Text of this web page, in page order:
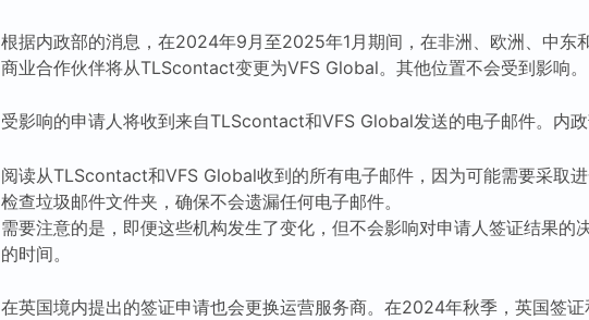
根据内政部的消息，在2024年9月至2025年1月期间，在非洲、欧洲、中东
商业合作伙伴将从TLScontact变更为VFS Global。其他位置不会受到影响。
受影响的申请人将收到来自TLScontact和VFS Global发送的电子邮件。内政
阅读从TLScontact和VFS Global收到的所有电子邮件，因为可能需要采取进
检查垃圾邮件文件夹，确保不会遗漏任何电子邮件。
需要注意的是，即便这些机构发生了变化，但不会影响对申请人签证结果的
的时间。
在英国境内提出的签证申请也会更换运营服务商。在2024年秋季，英国签